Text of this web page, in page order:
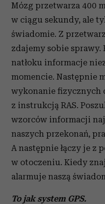
Mózg przetwarza 400
w ciągu sekundy, ale
świadomie. Z
zdajemy sobie sprawy.
natłoku informacje
momencie. Następnie
wykonanie fizycznych
z instrukcją RAS.
wzorców informacji
naszych przekonań,
A następnie łączy je z
w otoczeniu. Kiedy
alarmuje naszą
To jak system GPS.